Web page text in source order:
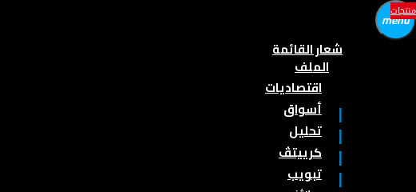
menu
شعار القائمة
الملف
اقتصاديات
أسواق
تحليل
كرييتڤ
تبويب
منتجات